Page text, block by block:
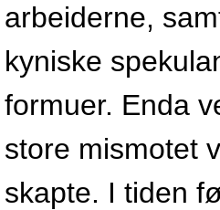
arbeiderne,
kyniske
formuer. Enda
store mismotet
skapte. I tiden